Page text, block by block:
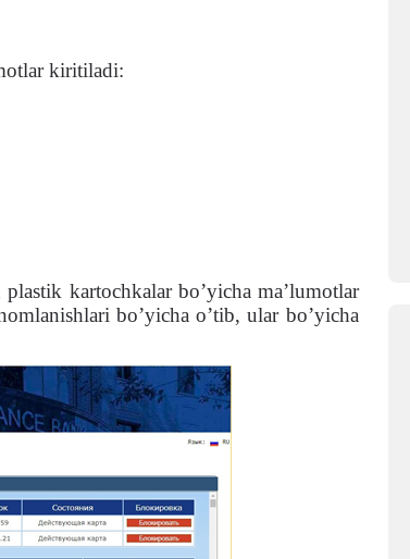
kiritiladi:
kartochkalar bo’yicha ma’lumotlar
bo’yicha o’tib, ular bo’yicha